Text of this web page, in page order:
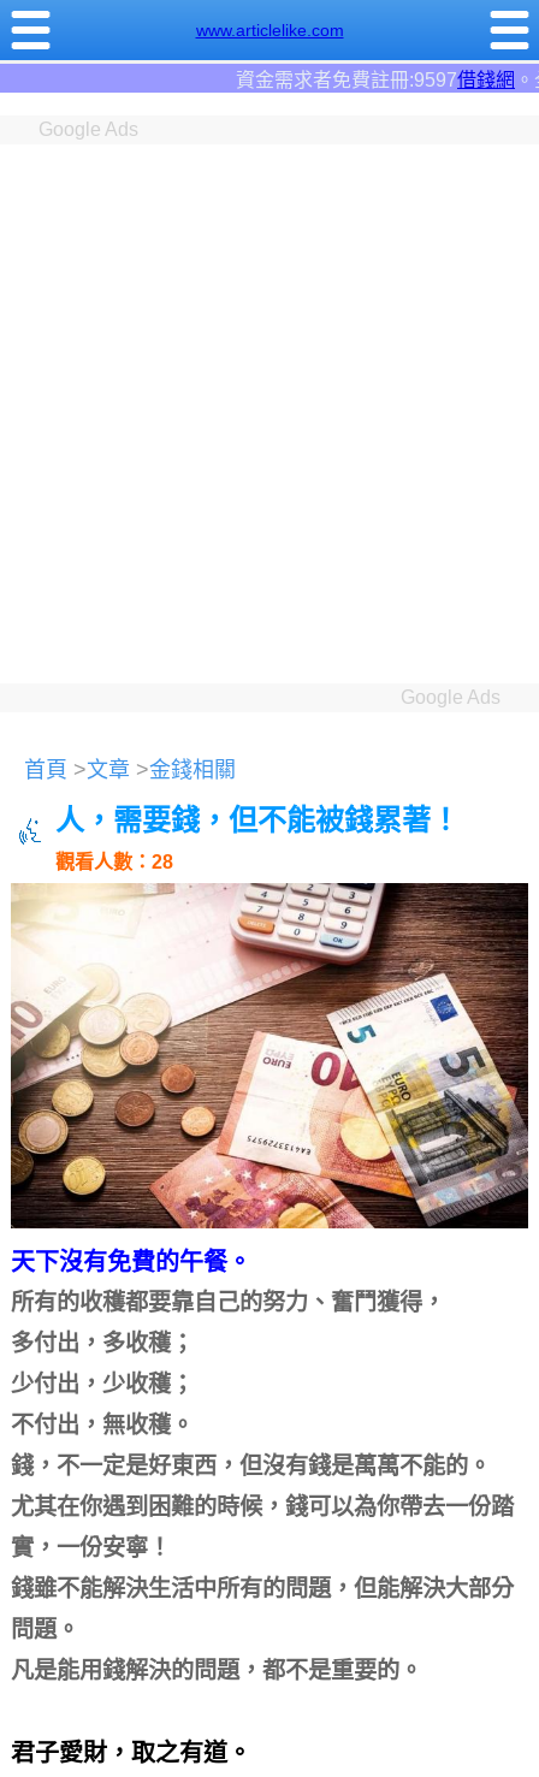
www.articlelike.com
資金需求者免費註冊:9597借錢網。全台前三大借錢網
Google Ads
Google Ads
首頁 >文章 >金錢相關
人，需要錢，但不能被錢累著！
觀看人數：28
天下沒有免費的午餐。
所有的收穫都要靠自己的努力、奮鬥獲得，
多付出，多收穫；
少付出，少收穫；
不付出，無收穫。
錢，不一定是好東西，但沒有錢是萬萬不能的。
尤其在你遇到困難的時候，錢可以為你帶去一份踏
實，一份安寧！
錢雖不能解決生活中所有的問題，但能解決大部分
問題。
凡是能用錢解決的問題，都不是重要的。
君子愛財，取之有道。